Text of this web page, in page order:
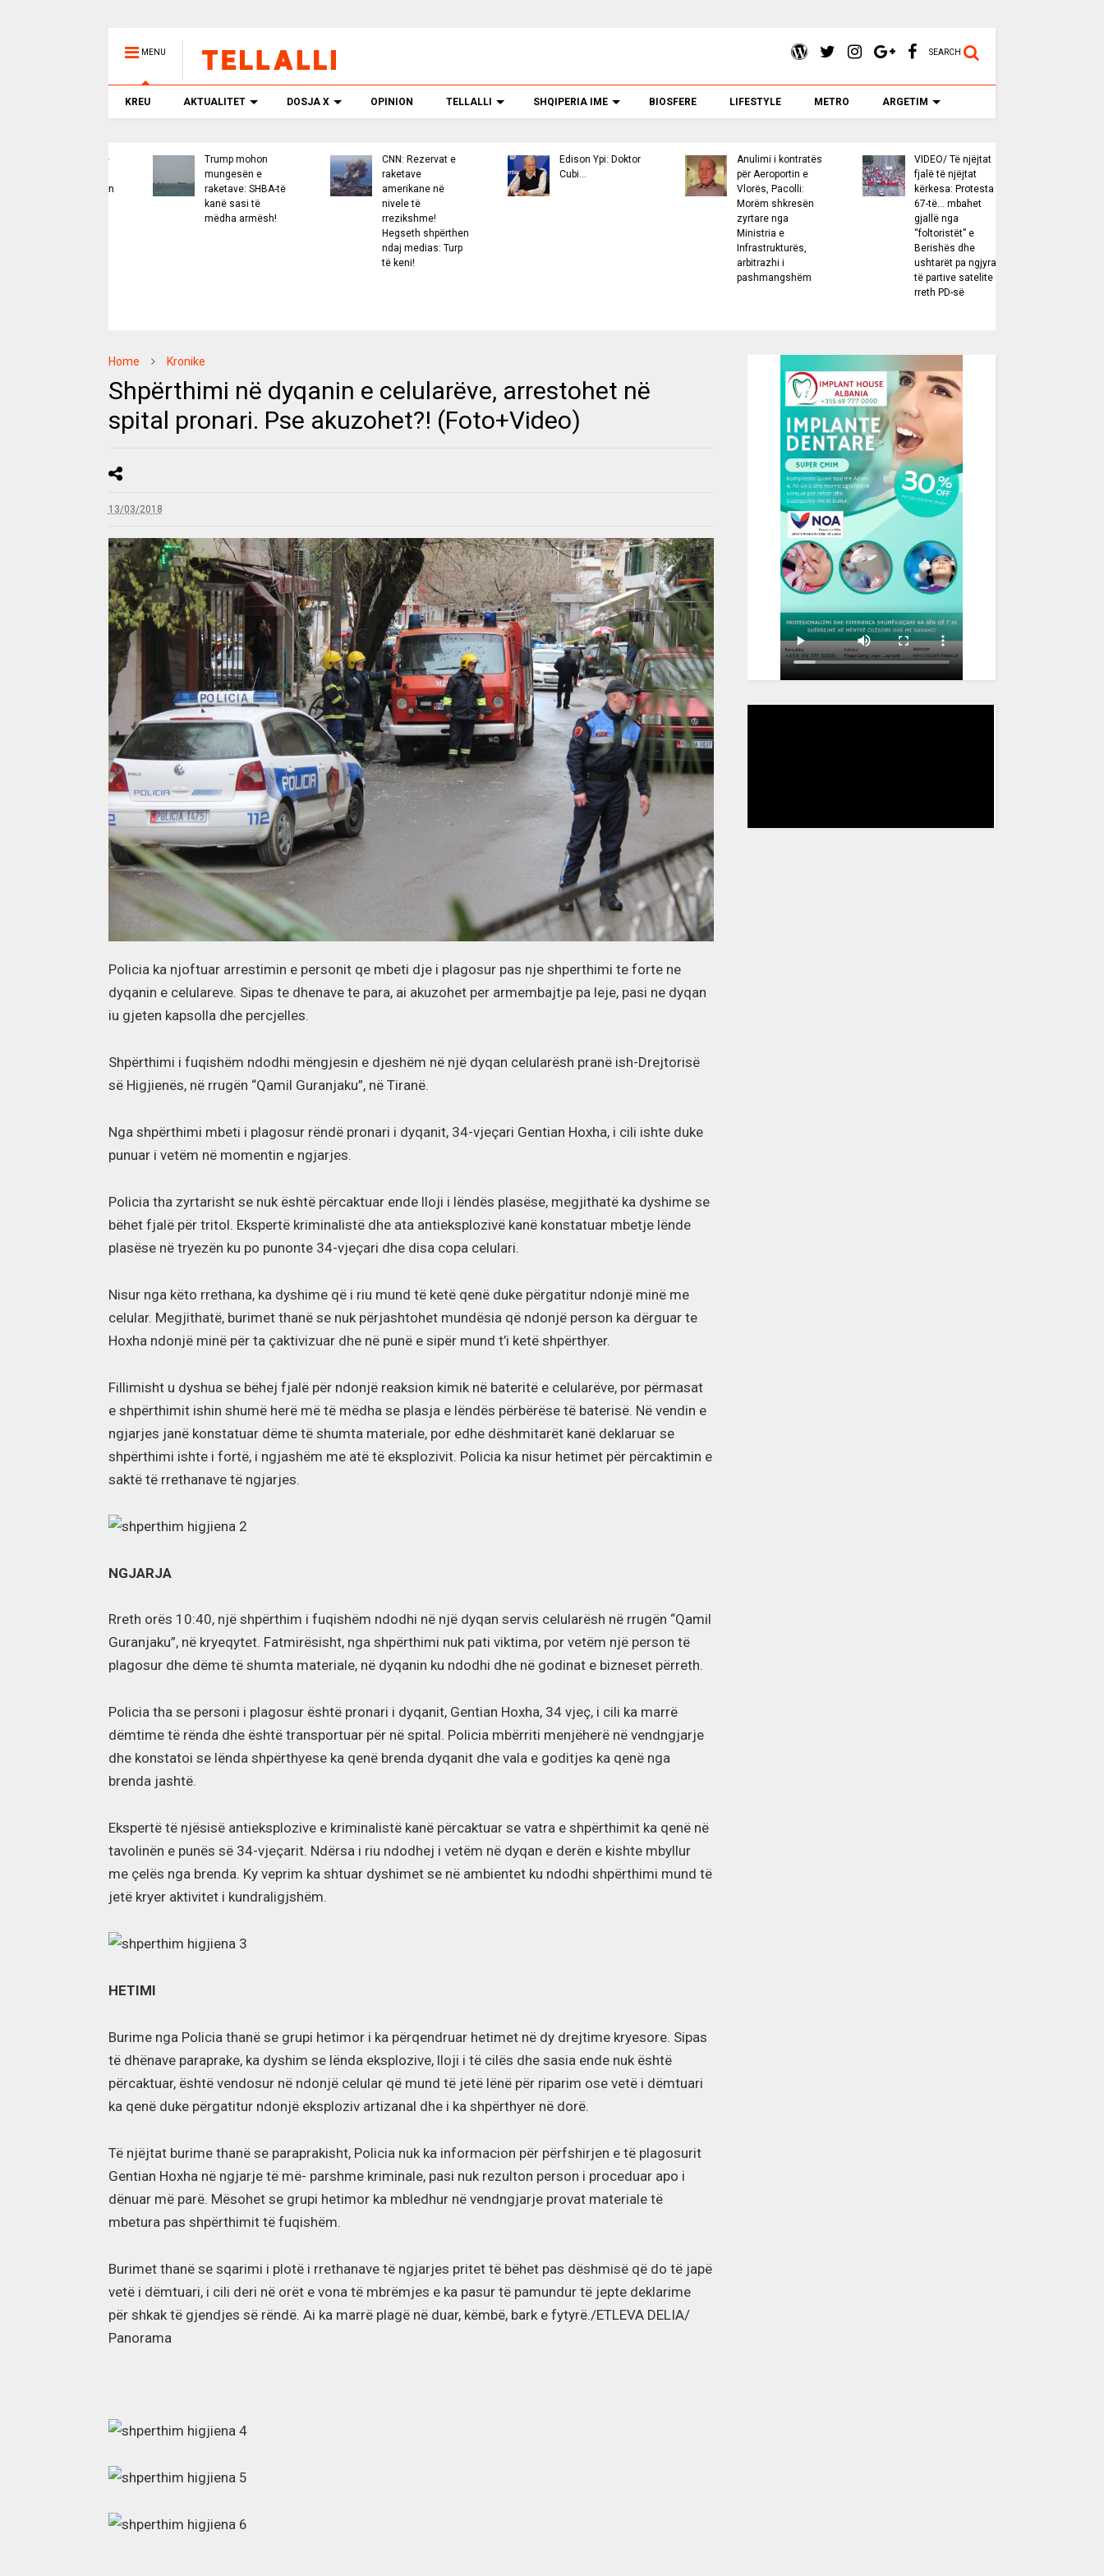
MENU SEARCH
KREU AKTUALITET DOSJA X OPINION TELLALLI SHQIPERIA IME BIOSFERE LIFESTYLE METRO ARGETIM
Trump mohon
mungesën e
raketave: SHBA-të
kanë sasi të
mëdha armësh!
CNN: Rezervat e
raketave
amerikane në
nivele të
rrezikshme!
Hegseth shpërthen
ndaj medias: Turp
të keni!
Edison Ypi: Doktor
Cubi…
Anulimi i kontratës
për Aeroportin e
Vlorës, Pacolli:
Morëm shkresën
zyrtare nga
Ministria e
Infrastrukturës,
arbitrazhi i
pashmangshëm
VIDEO/ Të njëjtat
fjalë të njëjtat
kërkesa: Protesta e
67-të… mbahet
gjallë nga
“foltoristët” e
Berishës dhe
ushtarët pa ngjyra
të partive satelite
rreth PD-së
Home Kronike
Shpërthimi në dyqanin e celularëve, arrestohet në
spital pronari. Pse akuzohet?! (Foto+Video)
13/03/2018
Policia ka njoftuar arrestimin e personit qe mbeti dje i plagosur pas nje shperthimi te forte ne
dyqanin e celulareve. Sipas te dhenave te para, ai akuzohet per armembajtje pa leje, pasi ne dyqan
iu gjeten kapsolla dhe percjelles.
Shpërthimi i fuqishëm ndodhi mëngjesin e djeshëm në një dyqan celularësh pranë ish-Drejtorisë
së Higjienës, në rrugën “Qamil Guranjaku”, në Tiranë.
Nga shpërthimi mbeti i plagosur rëndë pronari i dyqanit, 34-vjeçari Gentian Hoxha, i cili ishte duke
punuar i vetëm në momentin e ngjarjes.
Policia tha zyrtarisht se nuk është përcaktuar ende lloji i lëndës plasëse, megjithatë ka dyshime se
bëhet fjalë për tritol. Ekspertë kriminalistë dhe ata antieksplozivë kanë konstatuar mbetje lënde
plasëse në tryezën ku po punonte 34-vjeçari dhe disa copa celulari.
Nisur nga këto rrethana, ka dyshime që i riu mund të ketë qenë duke përgatitur ndonjë minë me
celular. Megjithatë, burimet thanë se nuk përjashtohet mundësia që ndonjë person ka dërguar te
Hoxha ndonjë minë për ta çaktivizuar dhe në punë e sipër mund t’i ketë shpërthyer.
Fillimisht u dyshua se bëhej fjalë për ndonjë reaksion kimik në bateritë e celularëve, por përmasat
e shpërthimit ishin shumë herë më të mëdha se plasja e lëndës përbërëse të baterisë. Në vendin e
ngjarjes janë konstatuar dëme të shumta materiale, por edhe dëshmitarët kanë deklaruar se
shpërthimi ishte i fortë, i ngjashëm me atë të eksplozivit. Policia ka nisur hetimet për përcaktimin e
saktë të rrethanave të ngjarjes.
NGJARJA
Rreth orës 10:40, një shpërthim i fuqishëm ndodhi në një dyqan servis celularësh në rrugën “Qamil
Guranjaku”, në kryeqytet. Fatmirësisht, nga shpërthimi nuk pati viktima, por vetëm një person të
plagosur dhe dëme të shumta materiale, në dyqanin ku ndodhi dhe në godinat e bizneset përreth.
Policia tha se personi i plagosur është pronari i dyqanit, Gentian Hoxha, 34 vjeç, i cili ka marrë
dëmtime të rënda dhe është transportuar për në spital. Policia mbërriti menjëherë në vendngjarje
dhe konstatoi se lënda shpërthyese ka qenë brenda dyqanit dhe vala e goditjes ka qenë nga
brenda jashtë.
Ekspertë të njësisë antieksplozive e kriminalistë kanë përcaktuar se vatra e shpërthimit ka qenë në
tavolinën e punës së 34-vjeçarit. Ndërsa i riu ndodhej i vetëm në dyqan e derën e kishte mbyllur
me çelës nga brenda. Ky veprim ka shtuar dyshimet se në ambientet ku ndodhi shpërthimi mund të
jetë kryer aktivitet i kundraligjshëm.
HETIMI
Burime nga Policia thanë se grupi hetimor i ka përqendruar hetimet në dy drejtime kryesore. Sipas
të dhënave paraprake, ka dyshim se lënda eksplozive, lloji i të cilës dhe sasia ende nuk është
përcaktuar, është vendosur në ndonjë celular që mund të jetë lënë për riparim ose vetë i dëmtuari
ka qenë duke përgatitur ndonjë eksploziv artizanal dhe i ka shpërthyer në dorë.
Të njëjtat burime thanë se paraprakisht, Policia nuk ka informacion për përfshirjen e të plagosurit
Gentian Hoxha në ngjarje të më- parshme kriminale, pasi nuk rezulton person i proceduar apo i
dënuar më parë. Mësohet se grupi hetimor ka mbledhur në vendngjarje provat materiale të
mbetura pas shpërthimit të fuqishëm.
Burimet thanë se sqarimi i plotë i rrethanave të ngjarjes pritet të bëhet pas dëshmisë që do të japë
vetë i dëmtuari, i cili deri në orët e vona të mbrëmjes e ka pasur të pamundur të jepte deklarime
për shkak të gjendjes së rëndë. Ai ka marrë plagë në duar, këmbë, bark e fytyrë./ETLEVA DELIA/
Panorama